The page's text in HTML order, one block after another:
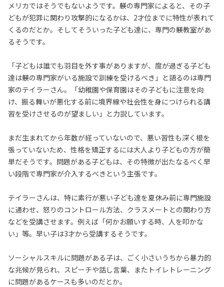
メリカではそうでもないようです。躾の専門家によると、その子
どもが犯罪に関わり攻撃的になるかは、2才位までに特性が表れて
くるのだとか。そしてそういった子ども達に、専門の躾教室があ
るそうです。
「子どもは誰でも羽目を外す事がありますが、度が過ぎる子ども
達は躾の専門家がいる施設で訓練を受けるべき」と語るのは専門
家のテイラーさん。「幼稚園や保育園はその子どもに注意を向
け、振る舞いが悪化する前に境界線や社会性を身につけられる講
習を受けさせるのが望ましい」と力説しています。
まだ生まれてから年数が経っていないので、悪い習性も深く根を
張っていないため、性格を矯正するには大人より子どもの方が簡
単だそうです。問題がある子どもは、その特徴が出たなるべく早
い段階で専門家が介入するべきという主張です。
テイラーさんは、特に素行が悪い子ども達を夏休み前に専門施設
に通わせ、怒りのコントロール方法、クラスメートとの関わり方
などを受講させます。例えば「何かお願いする時、人を叩かな
い」等。早い子は3才から受講するそうです。
ソーシャルスキルに問題がある子は、ごく小さいうちから暴力的
な兆候が見られ、スピーチや話し言葉、またトイレトレーニング
に問題があるケースも多いのだとか。